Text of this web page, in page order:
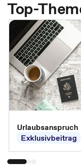
Top-
Urlaubsanspruch
Exklusivbeitrag